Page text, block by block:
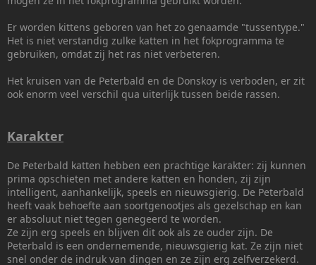
Er worden kittens geboren van het zo genaamde "tussentype."
Het is niet verstandig zulke katten in het fokprogramma te
gebruiken, omdat zij het ras niet verbeteren.
Het kruisen van de Peterbald en de Donskoy is verboden, er zit
ook enorm veel verschil qua uiterlijk tussen beide rassen.
Karakter
De Peterbald katten hebben een prachtige karakter: zij kunnen
prima opschieten met andere katten en honden, zij zijn
intelligent, aanhankelijk, speels en nieuwsgierig. De Peterbald
heeft vaak behoefte aan soortgenootjes als gezelschap en kan
er absoluut niet tegen genegeerd te worden.
Ze zijn erg speels en blijven dit ook als ze ouder zijn. De
Peterbald is een ondernemende, nieuwsgierig kat. Ze zijn niet
snel onder de indruk van dingen en ze zijn erg zelfverzekerd.